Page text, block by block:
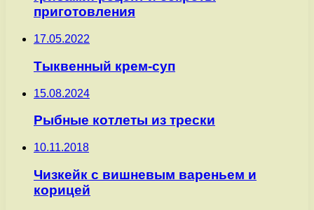
приготовления
17.05.2022
Тыквенный крем-суп
15.08.2024
Рыбные котлеты из трески
10.11.2018
Чизкейк с вишневым вареньем и
корицей